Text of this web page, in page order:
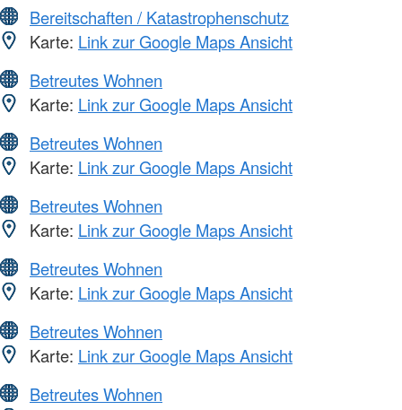
Bereitschaften / Katastrophenschutz
Karte: Link zur Google Maps Ansicht
Betreutes Wohnen
Karte: Link zur Google Maps Ansicht
Betreutes Wohnen
Karte: Link zur Google Maps Ansicht
Betreutes Wohnen
Karte: Link zur Google Maps Ansicht
Betreutes Wohnen
Karte: Link zur Google Maps Ansicht
Betreutes Wohnen
Karte: Link zur Google Maps Ansicht
Betreutes Wohnen